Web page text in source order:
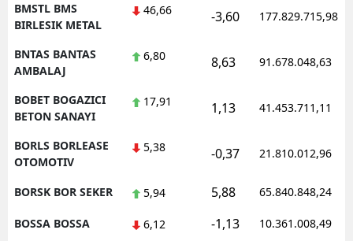
BMSTL BMS
BIRLESIK METAL
46,66 -3,60 177.829.715,98
BNTAS BANTAS
AMBALAJ
6,80 8,63 91.678.048,63
BOBET BOGAZICI
BETON SANAYI
17,91 1,13 41.453.711,11
BORLS BORLEASE
OTOMOTIV
5,38 -0,37 21.810.012,96
BORSK BOR SEKER 5,94 5,88 65.840.848,24
BOSSA BOSSA 6,12 -1,13 10.361.008,49